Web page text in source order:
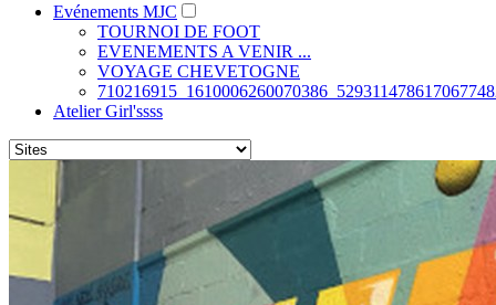
Evénements MJC
TOURNOI DE FOOT
EVENEMENTS A VENIR ...
VOYAGE CHEVETOGNE
Atelier Girl'ssss